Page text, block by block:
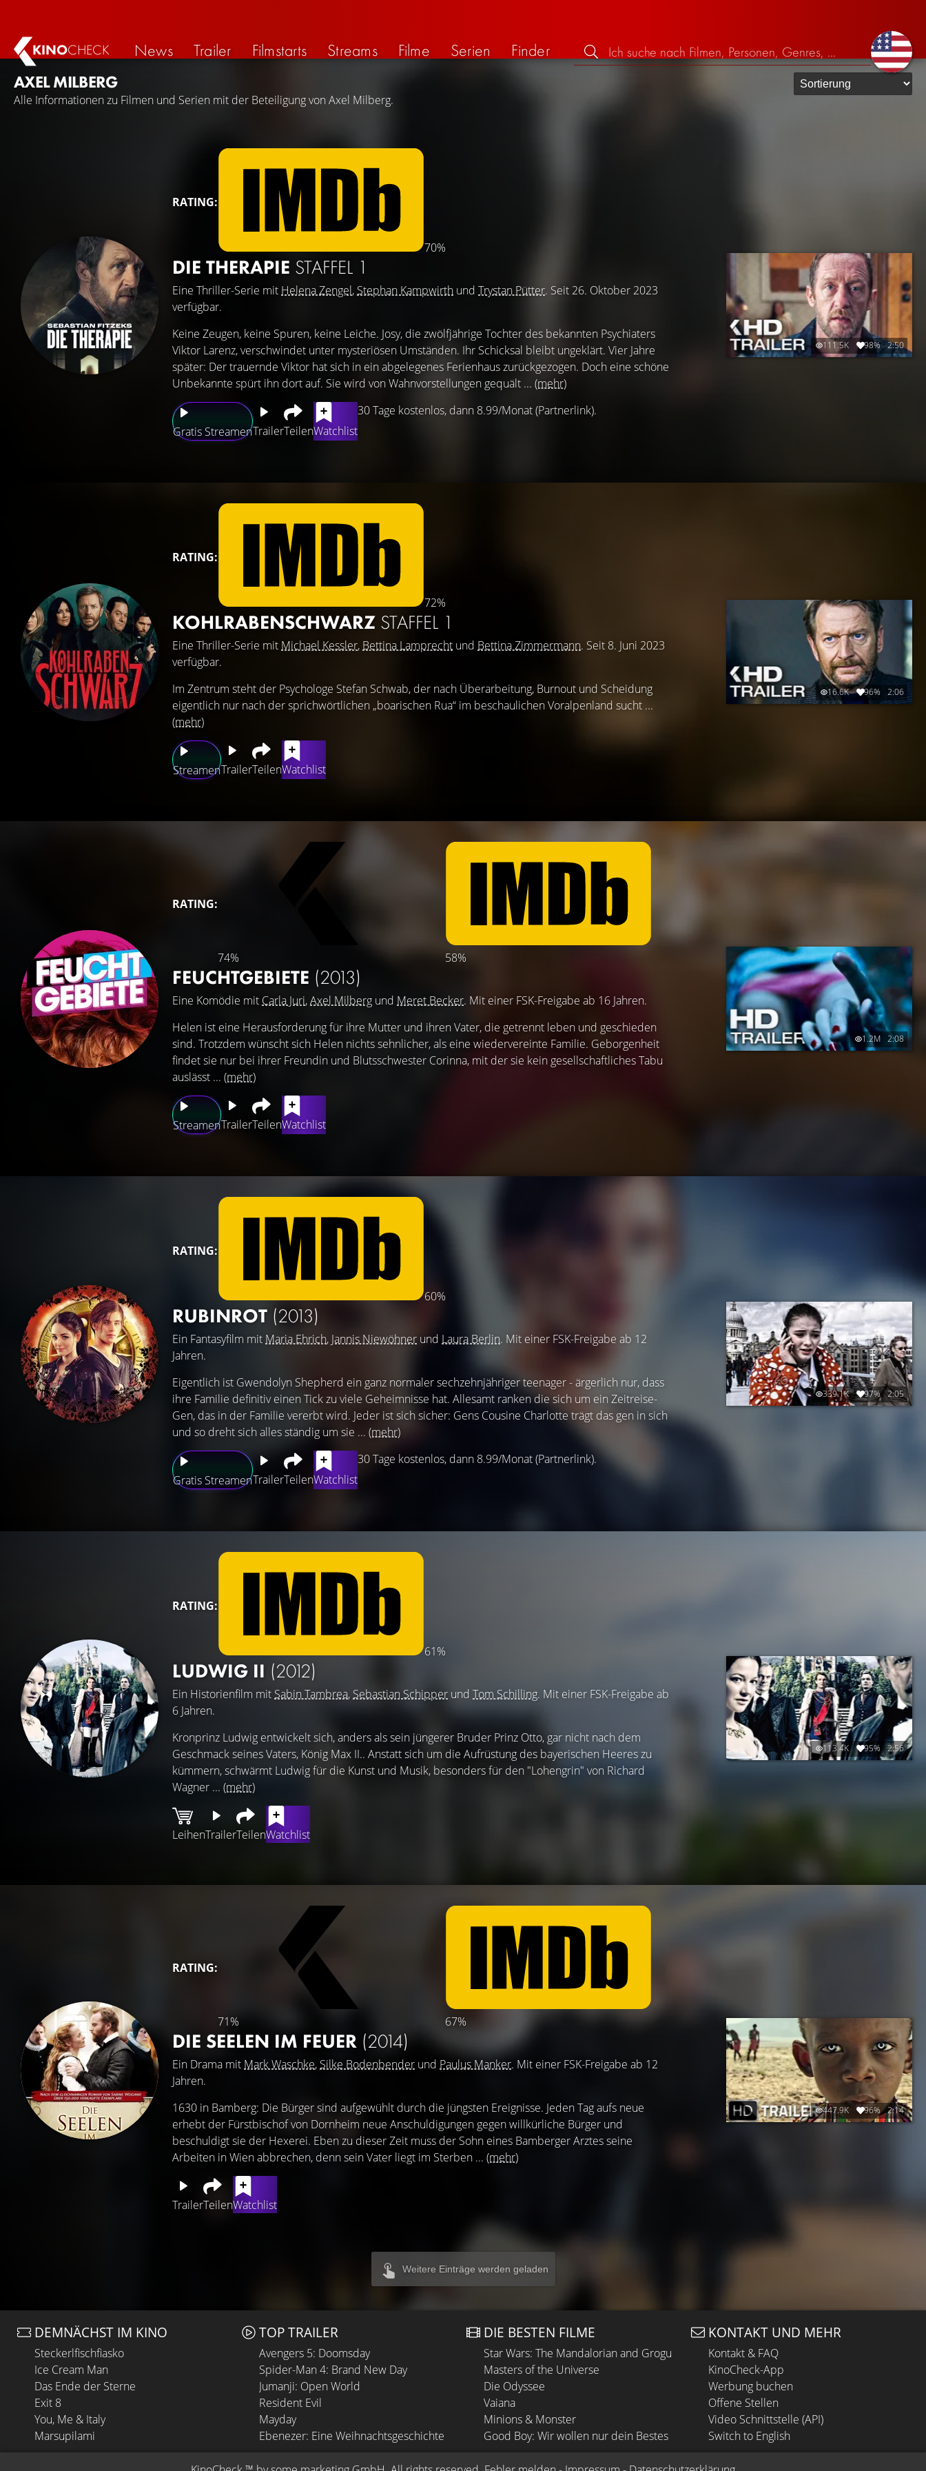
KINOCHECK News Trailer Filmstarts Streams Filme Serien
Finder
AXEL MILBERG
Alle Informationen zu Filmen und Serien mit der Beteiligung von Axel Milberg.
RATING:
70%
DIE THERAPIE STAFFEL 1
Eine Thriller-Serie mit Helena Zengel, Stephan Kampwirth und Trystan Pütter. Seit 26. Oktober 2023
verfügbar.
Gratis StreamenTrailerTeilenWatchlist
30 Tage kostenlos, dann 8.99/Monat (Partnerlink).
Keine Zeugen, keine Spuren, keine Leiche. Josy, die zwölfjährige Tochter des bekannten Psychiaters
Viktor Larenz, verschwindet unter mysteriösen Umständen. Ihr Schicksal bleibt ungeklärt. Vier Jahre
später: Der trauernde Viktor hat sich in ein abgelegenes Ferienhaus zurückgezogen. Doch eine schöne
Unbekannte spürt ihn dort auf. Sie wird von Wahnvorstellungen gequält ... (mehr)
111.5K 98% 2:50
RATING:
72%
KOHLRABENSCHWARZ STAFFEL 1
Eine Thriller-Serie mit Michael Kessler, Bettina Lamprecht und Bettina Zimmermann. Seit 8. Juni 2023
verfügbar.
StreamenTrailerTeilenWatchlist
Im Zentrum steht der Psychologe Stefan Schwab, der nach Überarbeitung, Burnout und Scheidung
eigentlich nur nach der sprichwörtlichen „boarischen Rua“ im beschaulichen Voralpenland sucht ...
(mehr)
16.6K 96% 2:06
RATING:
74% 58%
FEUCHTGEBIETE (2013)
Eine Komödie mit Carla Juri,Axel Milberg und Meret Becker. Mit einer FSK-Freigabe ab 16 Jahren.
StreamenTrailerTeilenWatchlist
Helen ist eine Herausforderung für ihre Mutter und ihren Vater, die getrennt leben und geschieden
sind. Trotzdem wünscht sich Helen nichts sehnlicher, als eine wiedervereinte Familie. Geborgenheit
findet sie nur bei ihrer Freundin und Blutsschwester Corinna, mit der sie kein gesellschaftliches Tabu
auslässt ... (mehr)
1.2M 2:08
RATING:
60%
RUBINROT (2013)
Ein Fantasyfilm mit Maria Ehrich, Jannis Niewöhner und Laura Berlin. Mit einer FSK-Freigabe ab 12
Jahren.
Gratis StreamenTrailerTeilenWatchlist
30 Tage kostenlos, dann 8.99/Monat (Partnerlink).
Eigentlich ist Gwendolyn Shepherd ein ganz normaler sechzehnjähriger teenager - ärgerlich nur, dass
ihre Familie definitiv einen Tick zu viele Geheimnisse hat. Allesamt ranken die sich um ein Zeitreise-
Gen, das in der Familie vererbt wird. Jeder ist sich sicher: Gens Cousine Charlotte trägt das gen in sich
und so dreht sich alles ständig um sie ... (mehr)
339.1K 97% 2:05
RATING:
61%
LUDWIG II (2012)
Ein Historienfilm mit Sabin Tambrea, Sebastian Schipper und Tom Schilling. Mit einer FSK-Freigabe ab
6 Jahren.
LeihenTrailerTeilenWatchlist
Kronprinz Ludwig entwickelt sich, anders als sein jüngerer Bruder Prinz Otto, gar nicht nach dem
Geschmack seines Vaters, König Max II.. Anstatt sich um die Aufrüstung des bayerischen Heeres zu
kümmern, schwärmt Ludwig für die Kunst und Musik, besonders für den "Lohengrin" von Richard
Wagner ... (mehr)
113.4K 95% 2:56
RATING:
71% 67%
DIE SEELEN IM FEUER (2014)
Ein Drama mit Mark Waschke, Silke Bodenbender und Paulus Manker. Mit einer FSK-Freigabe ab 12
Jahren.
TrailerTeilenWatchlist
1630 in Bamberg: Die Bürger sind aufgewühlt durch die jüngsten Ereignisse. Jeden Tag aufs neue
erhebt der Fürstbischof von Dornheim neue Anschuldigungen gegen willkürliche Bürger und
beschuldigt sie der Hexerei. Eben zu dieser Zeit muss der Sohn eines Bamberger Arztes seine
Arbeiten in Wien abbrechen, denn sein Vater liegt im Sterben ... (mehr)
447.9K 96% 2:14
Weitere Einträge werden geladen
DEMNÄCHST IM KINO
Steckerlfischfiasko
Ice Cream Man
Das Ende der Sterne
Exit 8
You, Me & Italy
Marsupilami
TOP TRAILER
Avengers 5: Doomsday
Spider-Man 4: Brand New Day
Jumanji: Open World
Resident Evil
Mayday
Ebenezer: Eine Weihnachtsgeschichte
DIE BESTEN FILME
Star Wars: The Mandalorian and Grogu
Masters of the Universe
Die Odyssee
Vaiana
Minions & Monster
Good Boy: Wir wollen nur dein Bestes
KONTAKT UND MEHR
Kontakt & FAQ
KinoCheck-App
Werbung buchen
Offene Stellen
Video Schnittstelle (API)
Switch to English